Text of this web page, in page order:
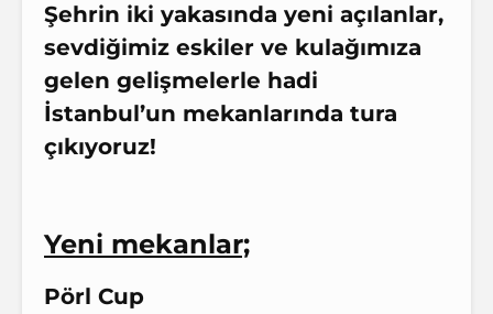
Şehrin iki yakasında yeni açılanlar,
sevdiğimiz eskiler ve kulağımıza
gelen gelişmelerle hadi
İstanbul’un mekanlarında tura
çıkıyoruz!
Yeni mekanlar;
Pörl Cup